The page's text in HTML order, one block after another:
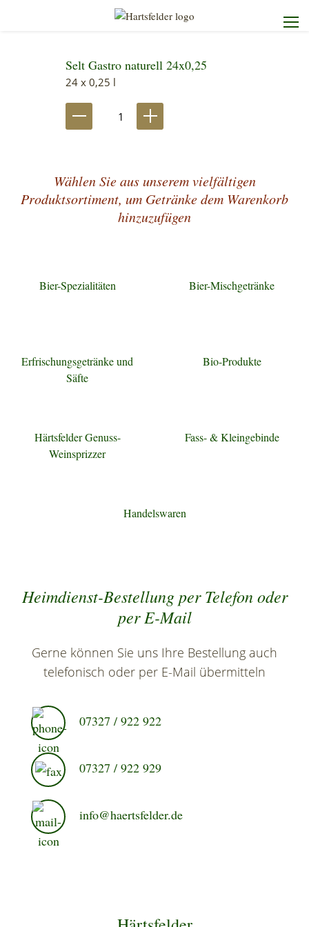
Startseite
Die Brauerei
Unser Service
Selt Gastro naturell 24x0,25
24 x 0,25 l
Wählen Sie aus unserem vielfältigen
Produktsortiment, um Getränke dem Warenkorb
hinzuzufügen
Bier-Spezialitäten Bier-Mischgetränke
Erfrischungsgetränke und
Säfte
Bio-Produkte
Härtsfelder Genuss-
Weinsprizzer
Fass- & Kleingebinde
Handelswaren
Heimdienst-Bestellung per Telefon oder
per E-Mail
Gerne können Sie uns Ihre Bestellung auch
telefonisch oder per E-Mail übermitteln
07327 / 922 922
07327 / 922 929
info@haertsfelder.de